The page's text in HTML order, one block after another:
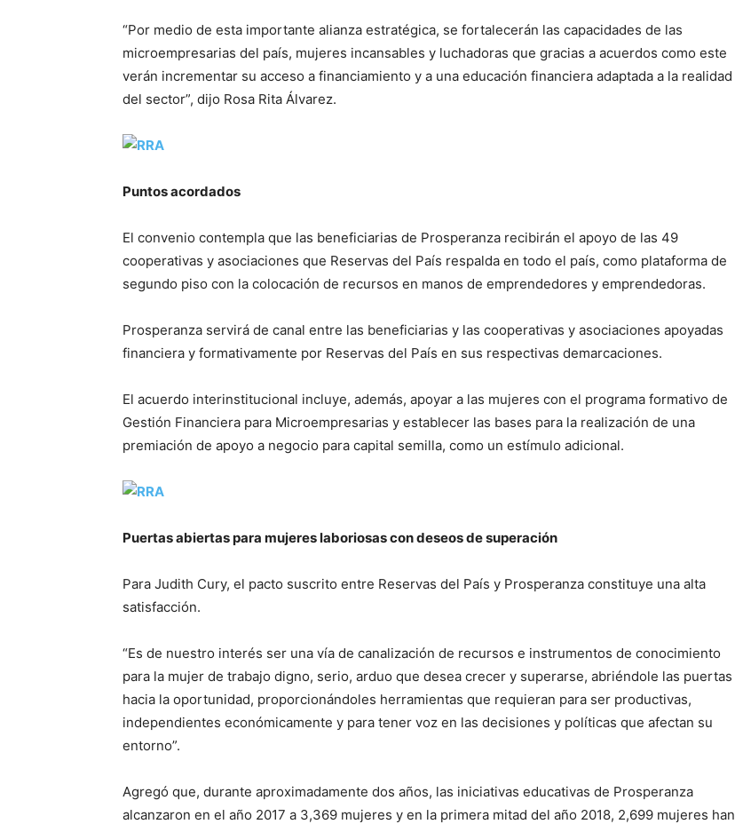
“Por medio de esta importante alianza estratégica, se fortalecerán las capacidades de las
microempresarias del país, mujeres incansables y luchadoras que gracias a acuerdos como este
verán incrementar su acceso a financiamiento y a una educación financiera adaptada a la realidad
del sector”, dijo Rosa Rita Álvarez.
Puntos acordados
El convenio contempla que las beneficiarias de Prosperanza recibirán el apoyo de las 49
cooperativas y asociaciones que Reservas del País respalda en todo el país, como plataforma de
segundo piso con la colocación de recursos en manos de emprendedores y emprendedoras.
Prosperanza servirá de canal entre las beneficiarias y las cooperativas y asociaciones apoyadas
financiera y formativamente por Reservas del País en sus respectivas demarcaciones.
El acuerdo interinstitucional incluye, además, apoyar a las mujeres con el programa formativo de
Gestión Financiera para Microempresarias y establecer las bases para la realización de una
premiación de apoyo a negocio para capital semilla, como un estímulo adicional.
Puertas abiertas para mujeres laboriosas con deseos de superación
Para Judith Cury, el pacto suscrito entre Reservas del País y Prosperanza constituye una alta
satisfacción.
“Es de nuestro interés ser una vía de canalización de recursos e instrumentos de conocimiento
para la mujer de trabajo digno, serio, arduo que desea crecer y superarse, abriéndole las puertas
hacia la oportunidad, proporcionándoles herramientas que requieran para ser productivas,
independientes económicamente y para tener voz en las decisiones y políticas que afectan su
entorno”.
Agregó que, durante aproximadamente dos años, las iniciativas educativas de Prosperanza
alcanzaron en el año 2017 a 3,369 mujeres y en la primera mitad del año 2018, 2,699 mujeres han